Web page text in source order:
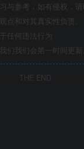
与参考，如有侵权，
点和对其真实性负责。
任何违法行为
们我们会第一时间更新
THE END